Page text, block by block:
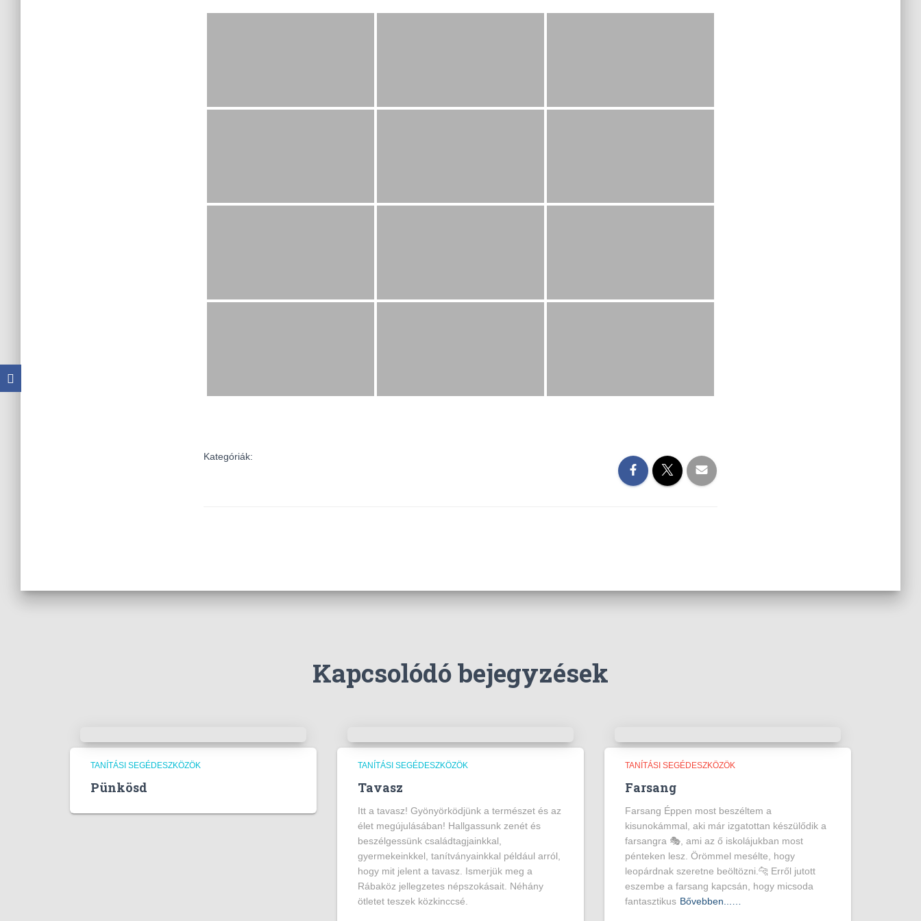
Kategóriák:
Kapcsolódó bejegyzések
TANÍTÁSI SEGÉDESZKÖZÖK
Pünkösd
TANÍTÁSI SEGÉDESZKÖZÖK
Tavasz
Itt a tavasz! Gyönyörködjünk a természet és az
élet megújulásában! Hallgassunk zenét és
beszélgessünk családtagjainkkal,
gyermekeinkkel, tanítványainkkal például arról,
hogy mit jelent a tavasz. Ismerjük meg a
Rábaköz jellegzetes népszokásait. Néhány
ötletet teszek közkinccsé.
TANÍTÁSI SEGÉDESZKÖZÖK
Farsang
Farsang Éppen most beszéltem a
kisunokámmal, aki már izgatottan készülődik a
farsangra 🎭, ami az ő iskolájukban most
pénteken lesz. Örömmel mesélte, hogy
leopárdnak szeretne beöltözni.🐆 Erről jutott
eszembe a farsang kapcsán, hogy micsoda
fantasztikus Bővebben...…